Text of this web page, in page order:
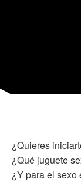
¿Quieres
¿Qué juguete
¿Y para el sexo